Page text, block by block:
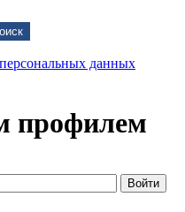
данных
профилем